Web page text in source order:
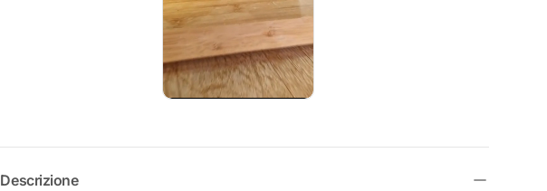
Descrizione